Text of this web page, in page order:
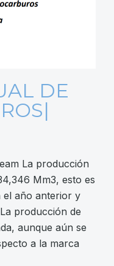
DE
La producción
Mm3, esto es
el año anterior y
producción de
aunque aún se
a la marca